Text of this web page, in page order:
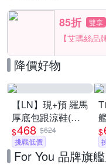
85折 雙享
【艾瑪絲品
享85折！
降價好物
【LN】現+預 羅馬
厚底包跟涼鞋(女
鞋/軟底/透氣)
$468 $624
挑戰低價
T
$
For You 品牌旗